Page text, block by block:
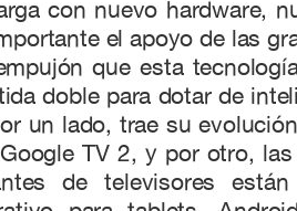
con nuevo hardware,
el apoyo de las
que esta
doble para dotar de
un lado, trae su
TV 2, y por otro,
de televisores